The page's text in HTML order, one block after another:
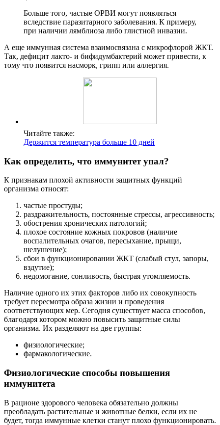
Больше того, частые ОРВИ могут появляться
вследствие паразитарного заболевания. К примеру,
при наличии лямблиоза либо глистной инвазии.
А еще иммунная система взаимосвязана с микрофлорой ЖКТ.
Так, дефицит лакто- и бифидумбактерий может привести, к
тому что появится насморк, грипп или аллергия.
Читайте также:
Держится температура больше 10 дней
Как определить, что иммунитет упал?
К признакам плохой активности защитных функций
организма относят:
частые простуды;
раздражительность, постоянные стрессы, агрессивность;
обострения хронических патологий;
плохое состояние кожных покровов (наличие
воспалительных очагов, пересыхание, прыщи,
шелушение);
сбои в функционировании ЖКТ (слабый стул, запоры,
вздутие);
недомогание, сонливость, быстрая утомляемость.
Наличие одного их этих факторов либо их совокупность
требует пересмотра образа жизни и проведения
соответствующих мер. Сегодня существует масса способов,
благодаря котором можно повысить защитные силы
организма. Их разделяют на две группы:
физиологические;
фармакологические.
Физиологические способы повышения
иммунитета
В рационе здорового человека обязательно должны
преобладать растительные и животные белки, если их не
будет, тогда иммунные клетки станут плохо функционировать.